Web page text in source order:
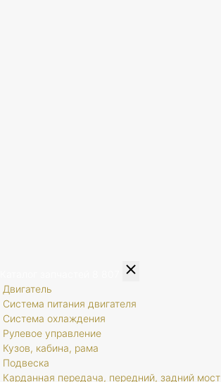
Двигатель
Система питания двигателя
Система охлаждения
Рулевое управление
Кузов, кабина, рама
Подвеска
Карданная передача, передний, задний мост